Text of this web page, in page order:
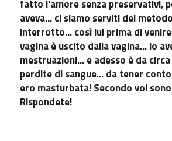
fatto l'amore senza preservativi,
aveva... ci siamo serviti del
interrotto... così lui prima di
vagina è uscito dalla vagina... io
mestruazioni... e adesso è da
perdite di sangue... da tener
ero masturbata! Secondo voi
Rispondete!